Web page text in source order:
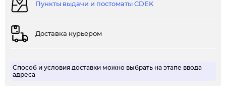
Пункты выдачи и постоматы CDEK
Доставка курьером
Способ и условия доставки можно выбрать на этапе ввода
адреса